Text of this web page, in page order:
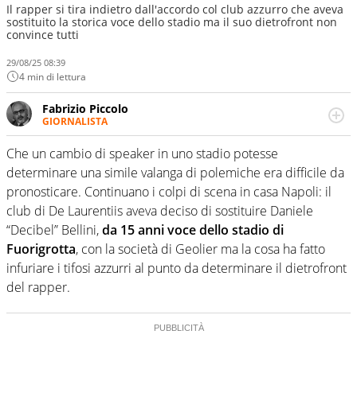
Il rapper si tira indietro dall'accordo col club azzurro che aveva
sostituito la storica voce dello stadio ma il suo dietrofront non
convince tutti
29/08/25 08:39
4 min di lettura
Fabrizio Piccolo
GIORNALISTA
Nella sua carriera ha seguito numerose manifestazioni
sportive e collaborato con agenzie e testate. Esperienza,
competenza, conoscenza e memoria storica. Si occupa
prevalentemente di calcio
Che un cambio di speaker in uno stadio potesse
determinare una simile valanga di polemiche era difficile da
pronosticare. Continuano i colpi di scena in casa Napoli: il
club di De Laurentiis aveva deciso di sostituire Daniele
“Decibel” Bellini,da 15 anni voce dello stadio di
Fuorigrotta, con la società di Geolier ma la cosa ha fatto
infuriare i tifosi azzurri al punto da determinare il dietrofront
del rapper.